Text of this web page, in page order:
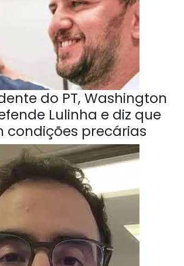
do PT, Washington
Lulinha e diz que
condições precárias